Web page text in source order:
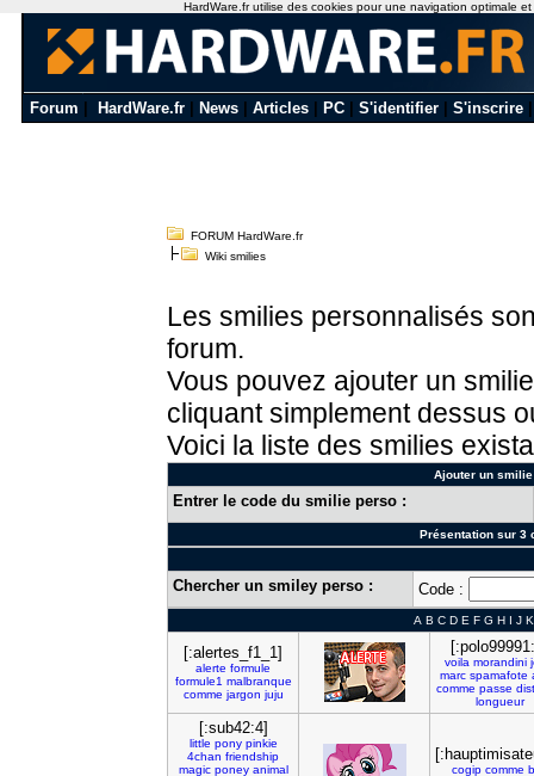
Forum HardWare.fr News Articles PC S'identifier S'inscrire
FORUM HardWare.fr
Wiki smilies
Les smilies personnalisés
forum.
Vous pouvez ajouter un
cliquant simplement dessus
Voici la liste des smilies
Ajouter un
Entrer le code du smilie perso :
Présentation sur 3
Chercher un smiley perso : Code :
A B C D E F G H I J K
[:alertes_f1_1]
alerte formule
formule1 malbranque
comme jargon juju
voila morandini
marc spamafote
comme passe
longueur
[:sub42:4]
little pony pinkie
4chan friendship
magic poney animal
cogip comme
HardWare.fr utilise des cookies pour une navigation optimale